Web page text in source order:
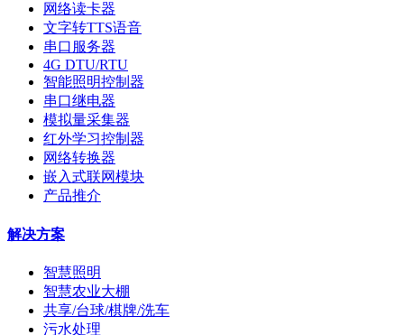
网络读卡器
文字转TTS语音
串口服务器
4G DTU/RTU
智能照明控制器
串口继电器
模拟量采集器
红外学习控制器
网络转换器
嵌入式联网模块
产品推介
解决方案
智慧照明
智慧农业大棚
共享/台球/棋牌/洗车
污水处理